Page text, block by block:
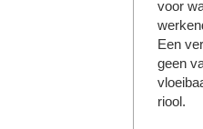
voor
Een
geen
riool.